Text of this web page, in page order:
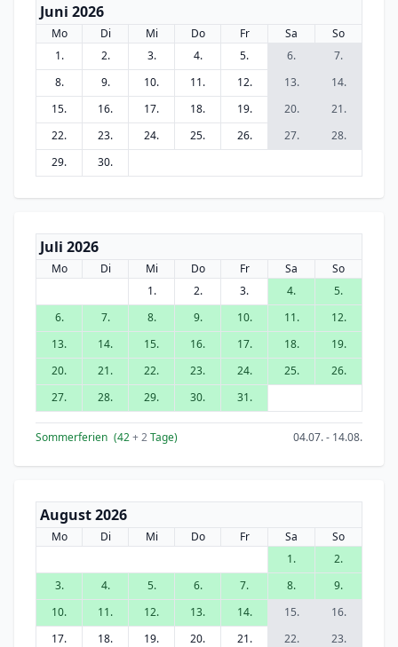
Juni 2026
Mo Di Mi Do Fr Sa
So
1.
2. 3. 4. 5. 6.
7.
8.
9. 10. 11. 12. 13.
14.
15.
16. 17. 18. 19. 20.
21.
22.
23. 24. 25. 26. 27.
28.
29.
30.
Juli 2026
Mo Di Mi Do Fr Sa
So
1.
2. 3. 4.
5.
6.
7. 8. 9. 10. 11.
12.
13.
14. 15. 16. 17. 18.
19.
20.
21. 22. 23. 24. 25.
26.
27.
28. 29. 30. 31.
Sommerferien (42+ 2Tage) 04.07. - 14.08.
August 2026
Mo Di Mi Do Fr Sa
So
1.
2.
3.
4. 5. 6. 7. 8.
9.
10.
11. 12. 13. 14. 15.
16.
17.
18. 19. 20. 21. 22.
23.